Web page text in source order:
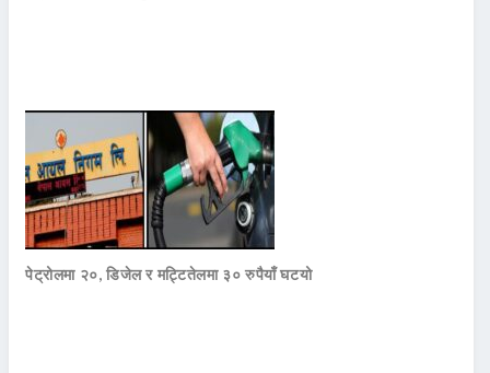
पेट्रोलमा २०, डिजेल र मट्टितेलमा ३० रुपैयाँ घटयो